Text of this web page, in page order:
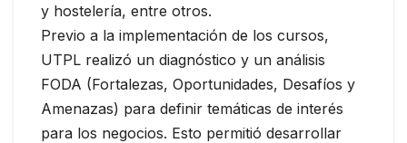
y hostelería, entre otros.
Previo a la implementación de los cursos,
UTPL realizó un diagnóstico y un análisis
FODA (Fortalezas, Oportunidades, Desafíos y
Amenazas) para definir temáticas de interés
para los negocios. Esto permitió desarrollar